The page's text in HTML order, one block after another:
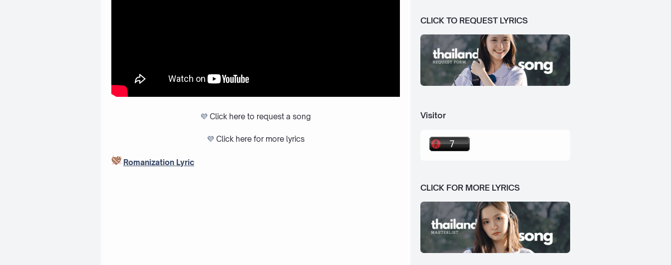
💜 Click here to request a song
💜 Click here for more lyrics
Romanization Lyric
CLICK TO REQUEST LYRICS
Visitor
CLICK FOR MORE LYRICS